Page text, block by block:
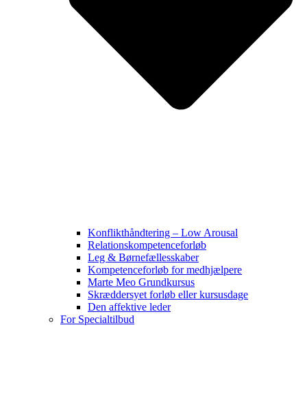
Konflikthåndtering – Low Arousal
Relationskompetenceforløb
Leg & Børnefællesskaber
Kompetenceforløb for medhjælpere
Marte Meo Grundkursus
Skræddersyet forløb eller kursusdage
Den affektive leder
For Specialtilbud